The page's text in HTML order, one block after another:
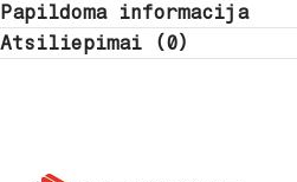
Papildoma informacija
Atsiliepimai (0)